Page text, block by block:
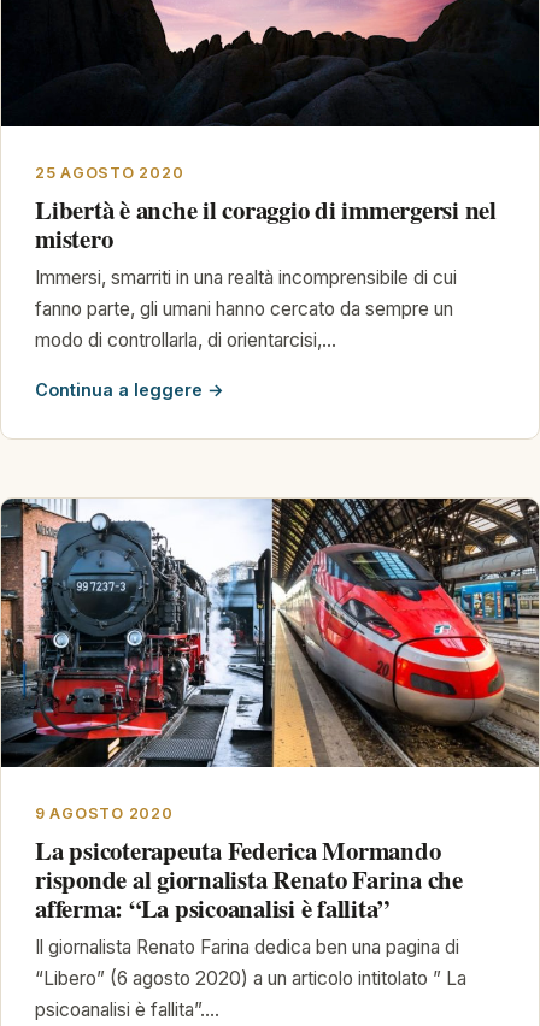
25 AGOSTO 2020
Libertà è anche il coraggio di immergersi nel
mistero
Immersi, smarriti in una realtà incomprensibile di cui
fanno parte, gli umani hanno cercato da sempre un
modo di controllarla, di orientarcisi,…
Continua a leggere →
9 AGOSTO 2020
La psicoterapeuta Federica Mormando
risponde al giornalista Renato Farina che
afferma: “La psicoanalisi è fallita”
Il giornalista Renato Farina dedica ben una pagina di
“Libero” (6 agosto 2020) a un articolo intitolato ” La
psicoanalisi è fallita”.…